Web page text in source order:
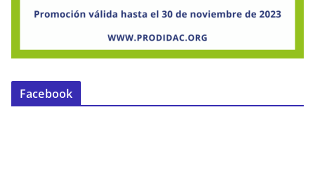
Facebook